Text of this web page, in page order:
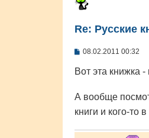
Re: Русские
С
о
б
н
и
е
08.02.2011 00:32
Вот эта книжка
А вообще
книги и кого-то